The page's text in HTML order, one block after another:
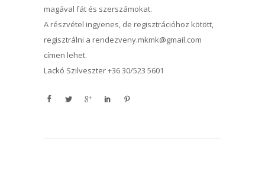
magával fát és szerszámokat.
A részvétel ingyenes, de regisztrációhoz kötött,
regisztrálni a rendezveny.mkmk@gmail.com
címen lehet.
Lackó Szilveszter +36 30/523 5601